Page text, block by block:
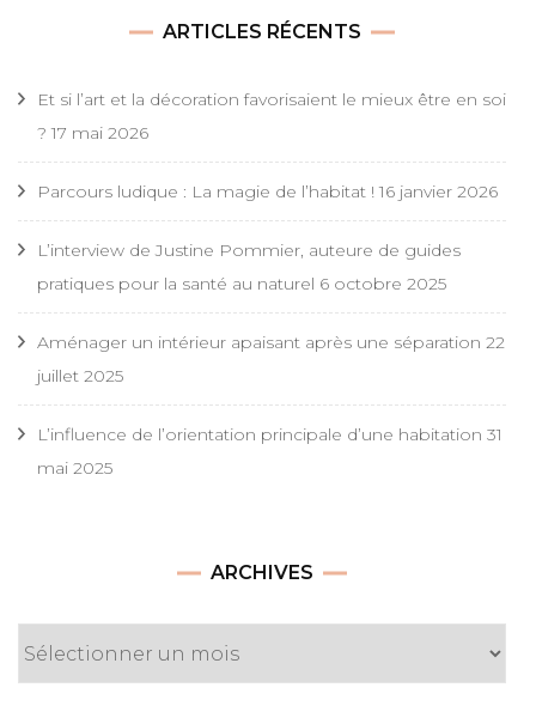
ARTICLES RÉCENTS
Et si l’art et la décoration favorisaient le mieux être en soi
? 17 mai 2026
Parcours ludique : La magie de l’habitat ! 16 janvier 2026
L’interview de Justine Pommier, auteure de guides
pratiques pour la santé au naturel 6 octobre 2025
Aménager un intérieur apaisant après une séparation 22
juillet 2025
L’influence de l’orientation principale d’une habitation 31
mai 2025
ARCHIVES
Archives